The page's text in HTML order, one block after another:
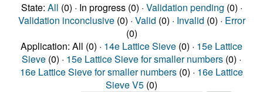
State: All (0) · In progress (0) · Validation pending (0) ·
Validation inconclusive(0) · Valid (0) · Invalid (0) · Error
(0)
Application: All (0) · 14e Lattice Sieve (0) · 15e Lattice
Sieve (0) · 15e Lattice Sieve for smaller numbers (0) ·
16e Lattice Sieve for smaller numbers (0) · 16e Lattice
Sieve V5 (0)